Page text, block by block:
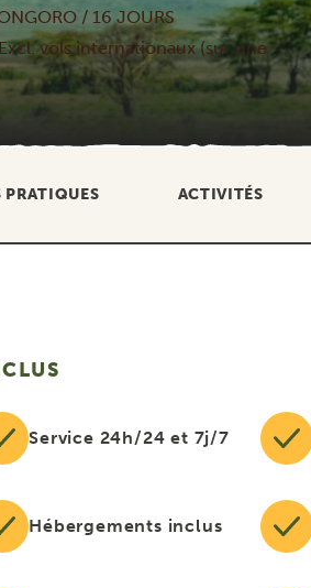
/ 16 JOURS
vols internationaux (sur une
PRATIQUES ACTIVITÉS
Service 24h/24 et 7j/7
Hébergements inclus